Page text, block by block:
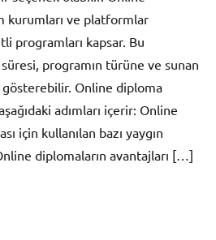
kurumları ve platformlar
programları kapsar. Bu
programın türüne ve sunan
Online diploma
adımları içerir: Online
için kullanılan bazı yaygın
diplomaların avantajları […]